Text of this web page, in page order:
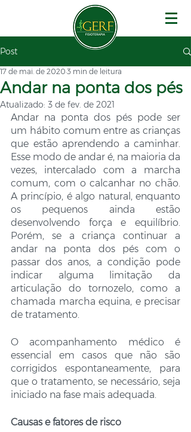
Post
Andar na ponta dos pés
17 de mai. de 2020 3 min de leitura
Atualizado: 3 de fev. de 2021
Andar na ponta dos pés pode ser
um hábito comum entre as crianças
que estão aprendendo a caminhar.
Esse modo de andar é, na maioria da
vezes, intercalado com a marcha
comum, com o calcanhar no chão.
A princípio, é algo natural, enquanto
os pequenos ainda estão
desenvolvendo força e equilíbrio.
Porém, se a criança continuar a
andar na ponta dos pés com o
passar dos anos, a condição pode
indicar alguma limitação da
articulação do tornozelo, como a
chamada marcha equina, e precisar
de tratamento.
O acompanhamento médico é
essencial em casos que não são
corrigidos espontaneamente, para
que o tratamento, se necessário, seja
iniciado na fase mais adequada.
Causas e fatores de risco